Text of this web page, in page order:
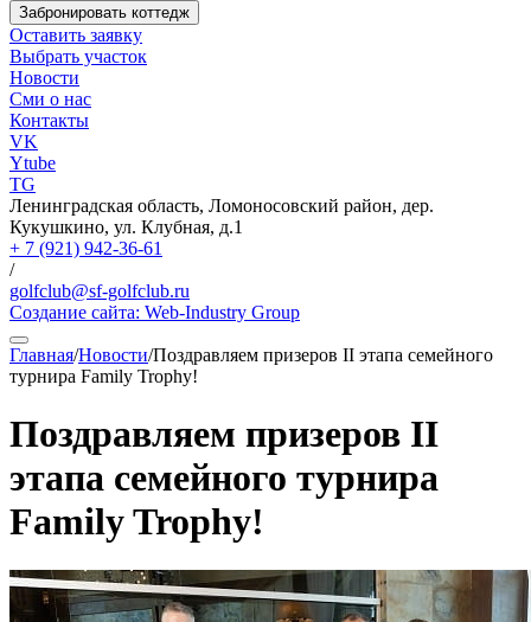
Забронировать коттедж
Оставить заявку
Выбрать участок
Новости
Сми о нас
Контакты
VK
Ytube
TG
Ленинградская область, Ломоносовский район, дер.
Кукушкино, ул. Клубная, д.1
+ 7 (921) 942-36-61
/
golfclub@sf-golfclub.ru
Создание сайта: Web-Industry Group
Главная/Новости/Поздравляем призеров II этапа семейного
турнира Family Trophy!
Поздравляем призеров II
этапа семейного турнира
Family Trophy!